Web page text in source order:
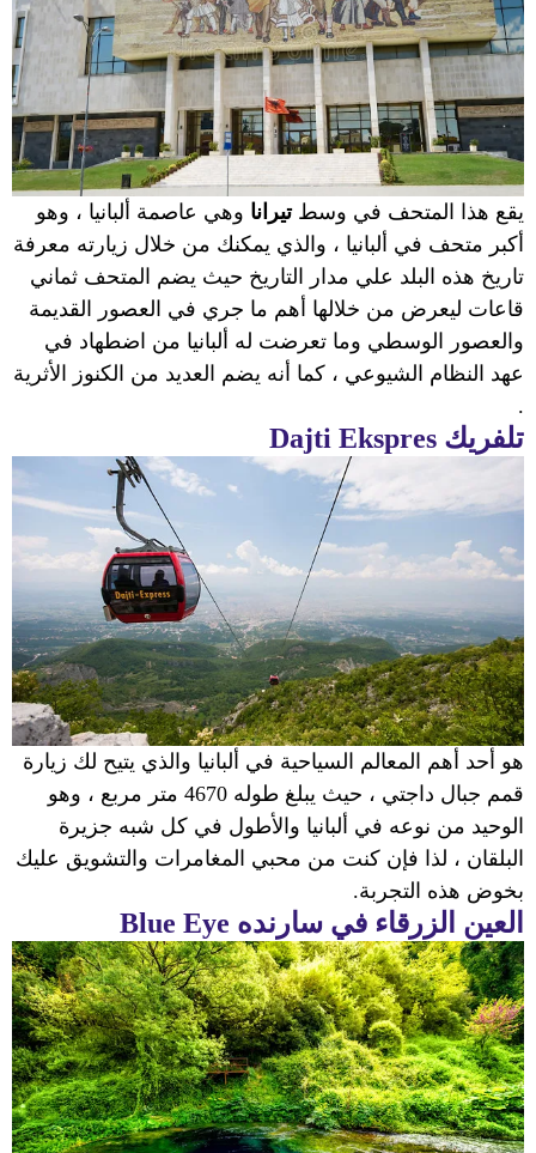
يقع هذا المتحف في وسطتيرانا وهي عاصمة ألبانيا ، وهو
أكبر متحف في ألبانيا ، والذي يمكنك من خلال زيارته معرفة
تاريخ هذه البلد علي مدار التاريخ حيث يضم المتحف ثماني
قاعات ليعرض من خلالها أهم ما جري في العصور القديمة
والعصور الوسطي وما تعرضت له ألبانيا من اضطهاد في
عهد النظام الشيوعي ، كما أنه يضم العديد من الكنوز الأثرية
.
تلفريك Dajti Ekspres
هو أحد أهم المعالم السياحية في ألبانيا والذي يتيح لك زيارة
قمم جبال داجتي ، حيث يبلغ طوله 4670 متر مربع ، وهو
الوحيد من نوعه في ألبانيا والأطول في كل شبه جزيرة
البلقان ، لذا فإن كنت من محبي المغامرات والتشويق عليك
بخوض هذه التجربة.
العين الزرقاء في سارنده Blue Eye